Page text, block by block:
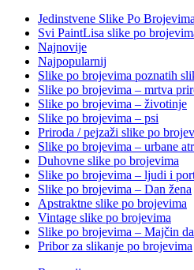
Jedinstvene Slike Po
Svi PaintLisa slike po
Najnovije
Najpopularnij
Slike po brojevima poznatih
Slike po brojevima – mrtva
Slike po brojevima – životinje
Slike po brojevima – psi
Priroda / pejzaži slike po
Slike po brojevima – urbane
Duhovne slike po brojevima
Slike po brojevima – ljudi i
Slike po brojevima – Dan žena
Apstraktne slike po brojevima
Vintage slike po brojevima
Slike po brojevima – Majčin
Pribor za slikanje po brojevima